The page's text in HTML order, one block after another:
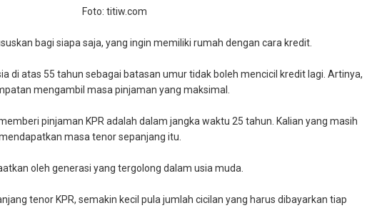
Foto: titiw.com
bagi siapa saja, yang ingin memiliki rumah dengan cara kredit.
di atas 55 tahun sebagai batasan umur tidak boleh mencicil kredit lagi. Artinya,
mengambil masa pinjaman yang maksimal.
pinjaman KPR adalah dalam jangka waktu 25 tahun. Kalian yang masih
masa tenor sepanjang itu.
oleh generasi yang tergolong dalam usia muda.
tenor KPR, semakin kecil pula jumlah cicilan yang harus dibayarkan tiap